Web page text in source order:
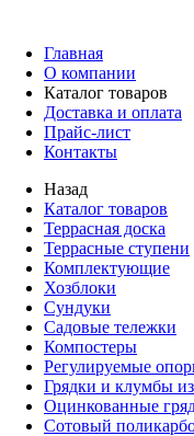
Главная
О компании
Каталог товаров
Доставка и оплата
Прайс-лист
Контакты
Назад
Каталог товаров
Террасная доска
Террасные ступени
Комплектующие
Хозблоки
Сундуки
Садовые тележки
Компостеры
Регулируемые
Грядки и клумбы
Оцинкованные
Сотовый